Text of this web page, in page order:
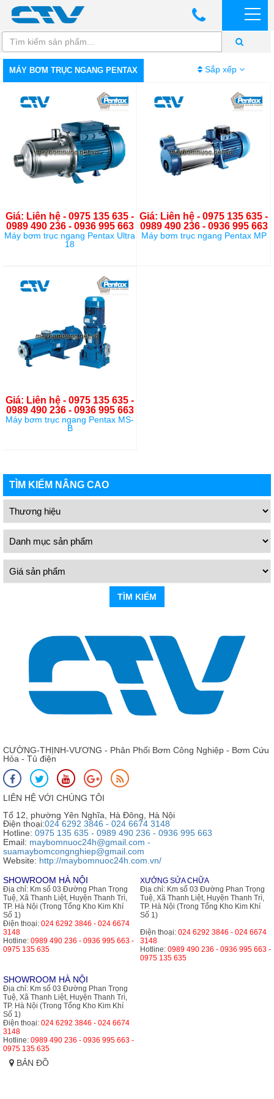
MÁY BƠM TRỤC NGANG PENTAX Sắp xếp
Giá: Liên hệ - 0975 135 635 -
0989 490 236 - 0936 995 663
Máy bơm trục ngang Pentax Ultra
18
Giá: Liên hệ - 0975 135 635 -
0989 490 236 - 0936 995 663
Máy bơm trục ngang Pentax MP
Giá: Liên hệ - 0975 135 635 -
0989 490 236 - 0936 995 663
Máy bơm trục ngang Pentax MS-
B
TÌM KIẾM NÂNG CAO
TÌM KIẾM
CƯỜNG-THỊNH-VƯƠNG - Phân Phối Bơm Công Nghiệp - Bơm Cứu
Hỏa - Tủ điện
LIÊN HỆ VỚI CHÚNG TÔI
Tổ 12, phường Yên Nghĩa, Hà Đông, Hà Nội
Điện thoại:024 6292 3846 - 024 6674 3148
Hotline: 0975 135 635 - 0989 490 236 - 0936 995 663
Email: maybomnuoc24h@gmail.com -
suamaybomcongnghiep@gmail.com
Website: http://maybomnuoc24h.com.vn/
SHOWROOM HÀ NỘI
Địa chỉ: Km số 03 Đường Phan Trọng
Tuệ, Xã Thanh Liệt, Huyện Thanh Trì,
TP. Hà Nội (Trong Tổng Kho Kim Khí
Số 1)
Điện thoại: 024 6292 3846 - 024 6674
3148
Hotline: 0989 490 236 - 0936 995 663 -
0975 135 635
XƯỞNG SỬA CHỮA
Địa chỉ: Km số 03 Đường Phan Trọng
Tuệ, Xã Thanh Liệt, Huyện Thanh Trì,
TP. Hà Nội (Trong Tổng Kho Kim Khí
Số 1)
Điện thoại: 024 6292 3846 - 024 6674
3148
Hotline: 0989 490 236 - 0936 995 663 -
0975 135 635
SHOWROOM HÀ NỘI
Địa chỉ: Km số 03 Đường Phan Trọng
Tuệ, Xã Thanh Liệt, Huyện Thanh Trì,
TP. Hà Nội (Trong Tổng Kho Kim Khí
Số 1)
Điện thoại: 024 6292 3846 - 024 6674
3148
Hotline: 0989 490 236 - 0936 995 663 -
0975 135 635
BẢN ĐỒ